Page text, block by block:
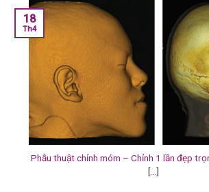
Phẫu thuật chỉnh móm – Chỉnh 1 lần đẹp
[...]
18
Th4